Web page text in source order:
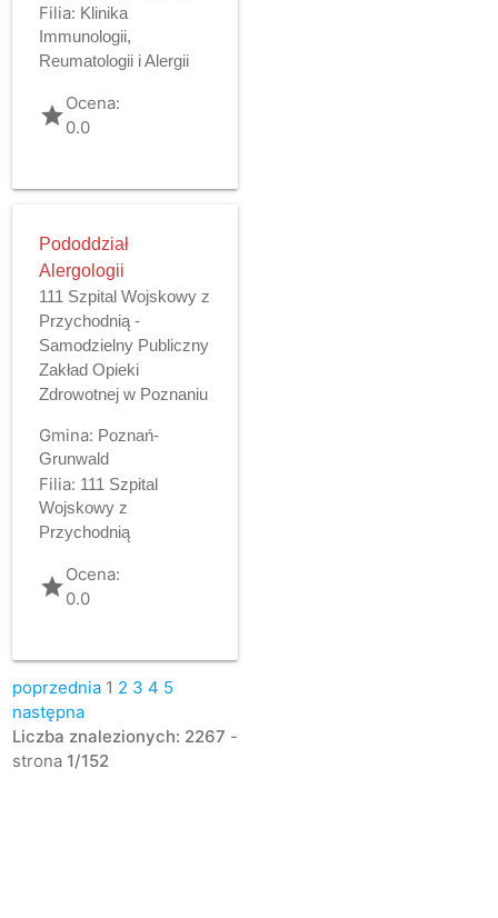
Filia: Klinika
Immunologii,
Reumatologii i Alergii
gradeOcena:
0.0
Pododdział
Alergologii
111 Szpital Wojskowy z
Przychodnią -
Samodzielny Publiczny
Zakład Opieki
Zdrowotnej w Poznaniu
Gmina: Poznań-
Grunwald
Filia: 111 Szpital
Wojskowy z
Przychodnią
gradeOcena:
0.0
poprzednia 1 2 3 4 5
następna
Liczba znalezionych: 2267 -
strona 1/152